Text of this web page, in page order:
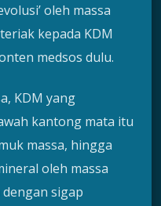
oleh massa
kepada KDM
medsos dulu.
KDM yang
kantong mata itu
massa, hingga
oleh massa
sigap